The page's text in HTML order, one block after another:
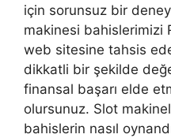
için sorunsuz bir
makinesi bahislerimizi
web sitesine tahsis
dikkatli bir şekilde
finansal başarı elde
olursunuz. Slot
bahislerin nasıl